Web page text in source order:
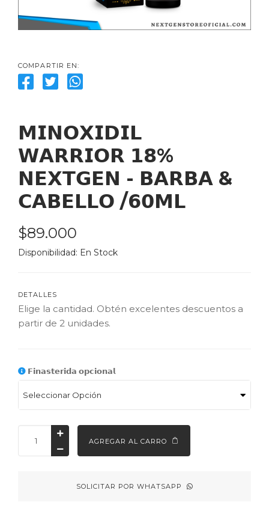
COMPARTIR EN:
𝗠𝗜𝗡𝗢𝗫𝗜𝗗𝗜𝗟
𝗪𝗔𝗥𝗥𝗜𝗢𝗥 𝟭𝟴%
𝗡𝗘𝗫𝗧𝗚𝗘𝗡 - 𝗕𝗔𝗥𝗕𝗔 &
𝗖𝗔𝗕𝗘𝗟𝗟𝗢 /𝟲𝟬𝗠𝗟
$89.000
Disponibilidad: En Stock
DETALLES
Elige la cantidad. Obtén excelentes descuentos a
partir de 2 unidades.
𝗙𝗶𝗻𝗮𝘀𝘁𝗲𝗿𝗶𝗱𝗮 𝗼𝗽𝗰𝗶𝗼𝗻𝗮𝗹
AGREGAR AL CARRO
SOLICITAR POR WHATSAPP